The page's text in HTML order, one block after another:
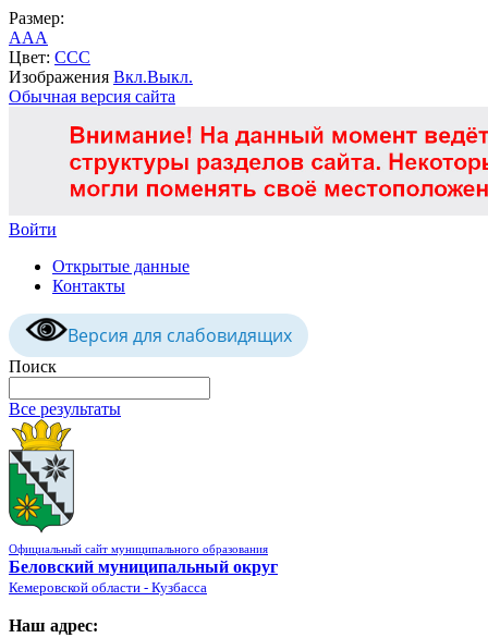
Размер:
AAA
Цвет: CCC
Изображения Вкл.Выкл.
Обычная версия сайта
Войти
Открытые данные
Контакты
Версия для слабовидящих
Поиск
Все результаты
Официальный сайт муниципального образования
Беловский муниципальный округ
Кемеровской области - Кузбасса
Наш адрес: